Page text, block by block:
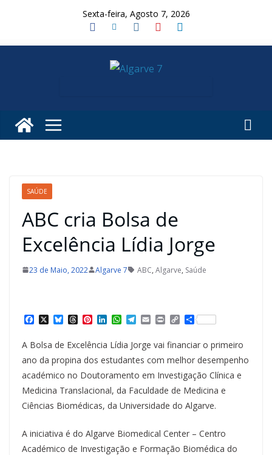
Sexta-feira, Agosto 7, 2026
SAÚDE
ABC cria Bolsa de
Excelência Lídia Jorge
23 de Maio, 2022 Algarve 7 ABC, Algarve, Saúde
a
c
e
b
o
o
k
X B
u
e
s
k
y
T
h
e
a
d
s
P
t
e
r
e
s
t
L
n
k
e
d
I
n
W
h
a
t
s
A
p
p
T
e
e
g
r
a
m
E
m
l
P
n
t
C
o
y
L
i
n
k
S
h
r
e
A Bolsa de Excelência Lídia Jorge vai financiar o primeiro
ano da propina dos estudantes com melhor desempenho
académico no Doutoramento em Investigação Clínica e
Medicina Translacional, da Faculdade de Medicina e
Ciências Biomédicas, da Universidade do Algarve.
A iniciativa é do Algarve Biomedical Center – Centro
Académico de Investigação e Formação Biomédica do